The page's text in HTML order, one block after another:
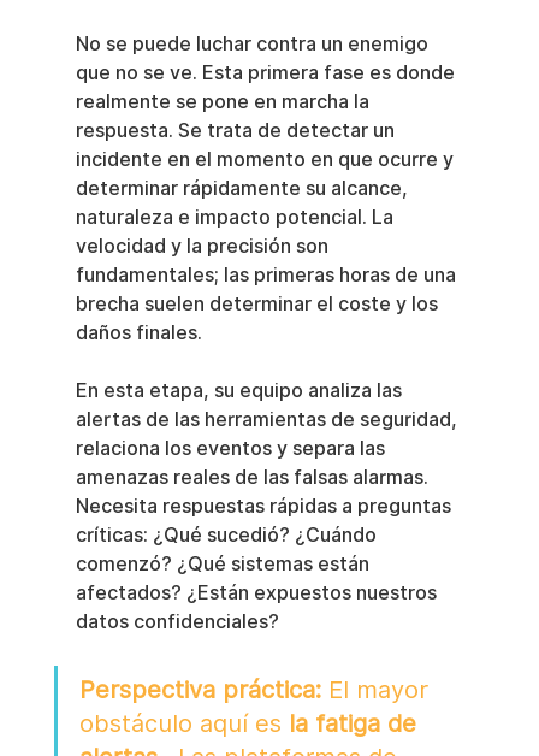
No se puede luchar contra un enemigo
que no se ve. Esta primera fase es donde
realmente se pone en marcha la
respuesta. Se trata de detectar un
incidente en el momento en que ocurre y
determinar rápidamente su alcance,
naturaleza e impacto potencial. La
velocidad y la precisión son
fundamentales; las primeras horas de una
brecha suelen determinar el coste y los
daños finales.
En esta etapa, su equipo analiza las
alertas de las herramientas de seguridad,
relaciona los eventos y separa las
amenazas reales de las falsas alarmas.
Necesita respuestas rápidas a preguntas
críticas: ¿Qué sucedió? ¿Cuándo
comenzó? ¿Qué sistemas están
afectados? ¿Están expuestos nuestros
datos confidenciales?
Perspectiva práctica: El mayor
obstáculo aquí es la fatiga de